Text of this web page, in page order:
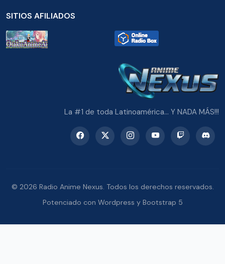
SITIOS AFILIADOS
La #1 de toda Latinoamérica... Y NADA MÁS!!!
© 2026 Radio Anime Nexus. Todos los derechos reservados.
Potenciado con Wordpress y Bootstrap 5